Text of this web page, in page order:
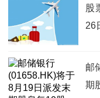
股
26
邮
期